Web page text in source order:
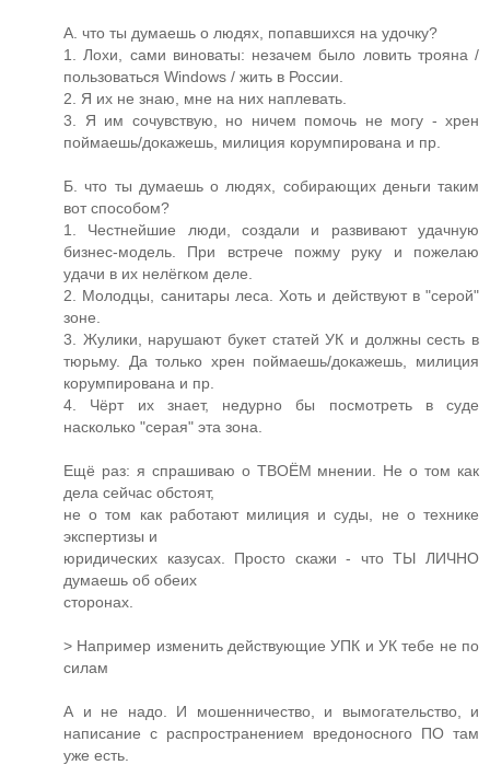
А. что ты думаешь о людях, попавшихся на удочку?
1. Лохи, сами виноваты: незачем было ловить трояна /
пользоваться Windows / жить в России.
2. Я их не знаю, мне на них наплевать.
3. Я им сочувствую, но ничем помочь не могу - хрен
поймаешь/докажешь, милиция корумпирована и пр.
Б. что ты думаешь о людях, собирающих деньги таким
вот способом?
1. Честнейшие люди, создали и развивают удачную
бизнес-модель. При встрече пожму руку и пожелаю
удачи в их нелёгком деле.
2. Молодцы, санитары леса. Хоть и действуют в "серой"
зоне.
3. Жулики, нарушают букет статей УК и должны сесть в
тюрьму. Да только хрен поймаешь/докажешь, милиция
корумпирована и пр.
4. Чёрт их знает, недурно бы посмотреть в суде
насколько "серая" эта зона.
Ещё раз: я спрашиваю о ТВОЁМ мнении. Не о том как
дела сейчас обстоят,
не о том как работают милиция и суды, не о технике
экспертизы и
юридических казусах. Просто скажи - что ТЫ ЛИЧНО
думаешь об обеих
сторонах.
> Например изменить действующие УПК и УК тебе не по
силам
А и не надо. И мошенничество, и вымогательство, и
написание с распространением вредоносного ПО там
уже есть.